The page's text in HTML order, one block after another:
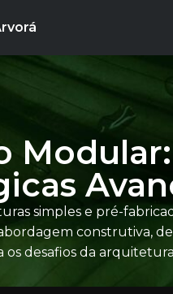
simples e pré-
construtiva,
os desafios da